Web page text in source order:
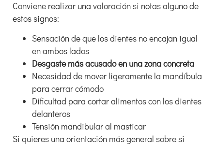
Conviene realizar una valoración si notas alguno de
estos signos:
Sensación de que los dientes no encajan igual
en ambos lados
Desgaste más acusado en una zona concreta
Necesidad de mover ligeramente la mandíbula
para cerrar cómodo
Dificultad para cortar alimentos con los dientes
delanteros
Tensión mandibular al masticar
Si quieres una orientación más general sobre si